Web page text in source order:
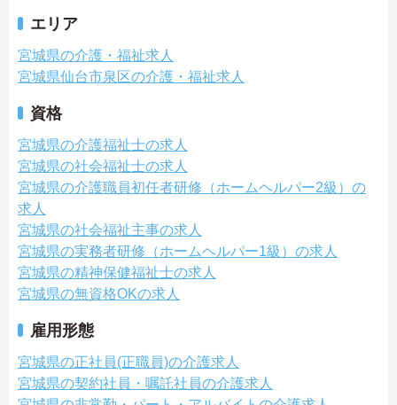
エリア
宮城県の介護・福祉求人
宮城県仙台市泉区の介護・福祉求人
資格
宮城県の介護福祉士の求人
宮城県の社会福祉士の求人
宮城県の介護職員初任者研修（ホームヘルパー2級）の
求人
宮城県の社会福祉主事の求人
宮城県の実務者研修（ホームヘルパー1級）の求人
宮城県の精神保健福祉士の求人
宮城県の無資格OKの求人
雇用形態
宮城県の正社員(正職員)の介護求人
宮城県の契約社員・嘱託社員の介護求人